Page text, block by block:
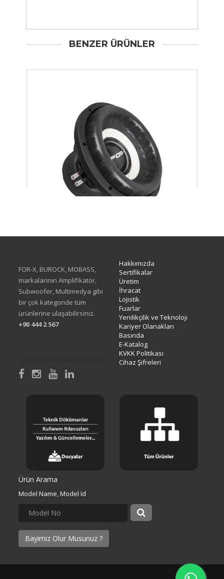
BENZER ÜRÜNLER
FOR-X, BUROCK, MOBASS,
markalarinin Amplifikatör,
Subwoofer, Multimedya gibi
bir çok kategoride tüm
ürünlerine ulaşabilirsiniz.
+90 444 2 567
Hakkımızda
Sertifikalar
Üretim
İhracat
Lojistik
Fuarlar
Yenilikçilik ve Teknoloji
Kariyer Olanakları
Basında
E-Katalog
KVKK Politikası
Cihaz Şifreleri
Ürün Arama
Model Name, Model Id
Bayimiz Olur Musunuz ?